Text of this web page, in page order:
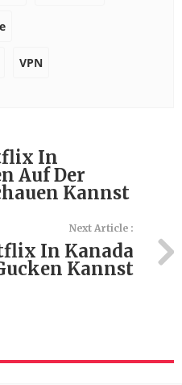
VPN
In
Auf Der
Kannst
Next Article :
In Kanada
Kannst